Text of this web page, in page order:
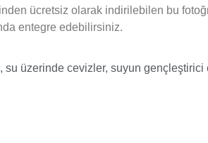
ücretsiz olarak indirilebilen bu
entegre edebilirsiniz.
, su üzerinde cevizler, suyun gençleştirici